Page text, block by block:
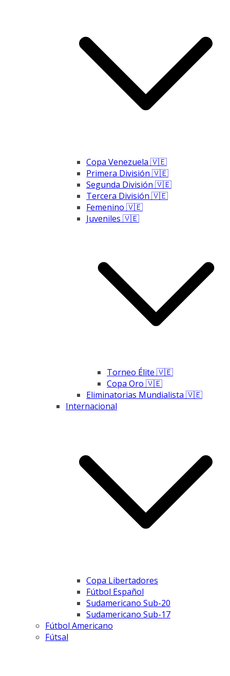
Copa Venezuela 🇻🇪
Primera División 🇻🇪
Segunda División 🇻🇪
Tercera División 🇻🇪
Femenino 🇻🇪
Juveniles 🇻🇪
Torneo Élite 🇻🇪
Copa Oro 🇻🇪
Eliminatorias Mundialista 🇻🇪
Internacional
Copa Libertadores
Fútbol Español
Sudamericano Sub-20
Sudamericano Sub-17
Fútbol Americano
Fútsal